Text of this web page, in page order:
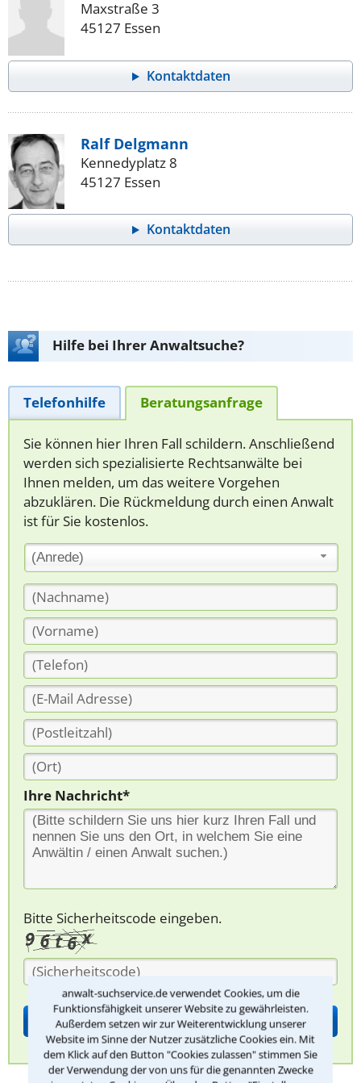
anwalt-suchservice.de verwendet Cookies, um die
Funktionsfähigkeit unserer Website zu gewährleisten.
Außerdem setzen wir zur Weiterentwicklung unserer
Website im Sinne der Nutzer zusätzliche Cookies ein. Mit
dem Klick auf den Button "Cookies zulassen" stimmen Sie
der Verwendung der von uns für die genannten Zwecke
Maxstraße 3
45127 Essen
Kontaktdaten
Ralf Delgmann
Kennedyplatz 8
45127 Essen
Kontaktdaten
Hilfe bei Ihrer Anwaltsuche?
Telefonhilfe Beratungsanfrage
Sie können hier Ihren Fall schildern. Anschließend
werden sich spezialisierte Rechtsanwälte bei
Ihnen melden, um das weitere Vorgehen
abzuklären. Die Rückmeldung durch einen Anwalt
ist für Sie kostenlos.
(Anrede)
Ihre Nachricht*
Bitte Sicherheitscode eingeben.